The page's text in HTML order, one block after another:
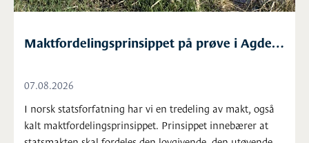
Maktfordelingsprinsippet på prøve i Agders
07.08.2026
I norsk statsforfatning har vi en tredeling av makt, også
kalt maktfordelingsprinsippet. Prinsippet innebærer at